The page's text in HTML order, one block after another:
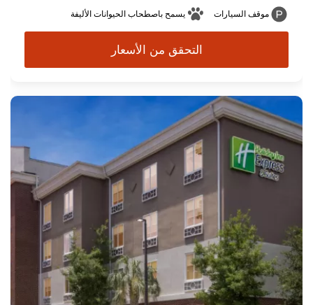
موقف السيارات يسمح باصطحاب الحيوانات الأليفة
التحقق من الأسعار